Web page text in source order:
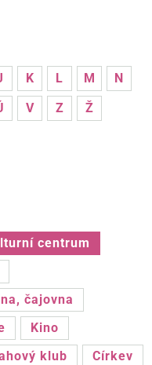
K L M
N
V Z
Ž
centrum
čajovna
Kino
klub
Církev